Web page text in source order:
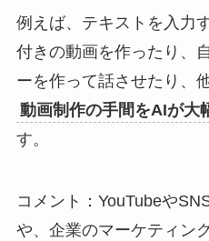
例えば、テキストを入力
付きの動画を作ったり、
ーを作って話させたり、
動画制作の手間をAIが大
す。
コメント：YouTubeや
や、企業のマーケティン